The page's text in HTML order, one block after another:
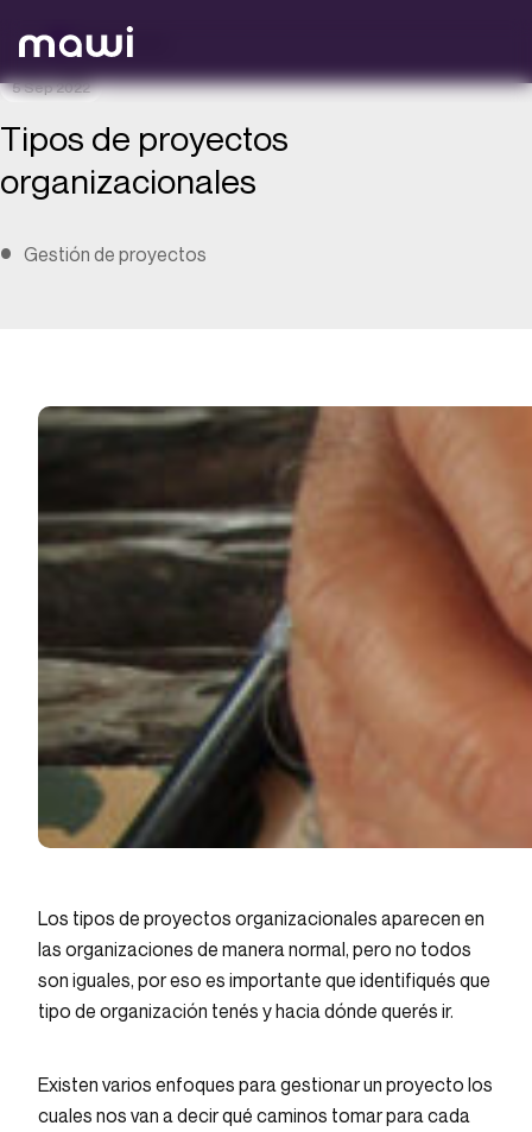
Volver atrás
5 Sep 2022
Tipos de proyectos
organizacionales
Gestión de proyectos
Los tipos de proyectos organizacionales aparecen en
las organizaciones de manera normal, pero no todos
son iguales, por eso es importante que identifiqués que
tipo de organización tenés y hacia dónde querés ir.
Existen varios enfoques para gestionar un proyecto los
cuales nos van a decir qué caminos tomar para cada